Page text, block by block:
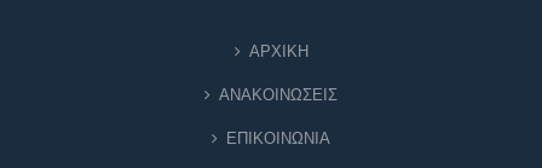
ΑΡΧΙΚΗ
ΑΝΑΚΟΙΝΩΣΕΙΣ
ΕΠΙΚΟΙΝΩΝΙΑ